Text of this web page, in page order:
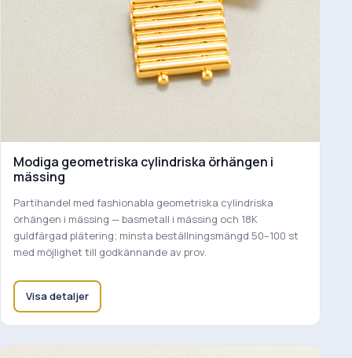
Modiga geometriska cylindriska örhängen i
mässing
Partihandel med fashionabla geometriska cylindriska
örhängen i mässing — basmetall i mässing och 18K
guldfärgad plätering; minsta beställningsmängd 50–100 st
med möjlighet till godkännande av prov.
Visa detaljer